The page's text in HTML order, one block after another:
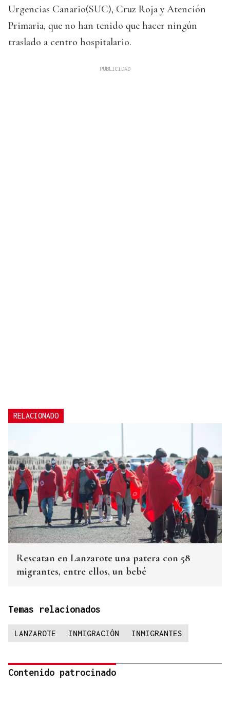
Urgencias Canario(SUC), Cruz Roja y Atención
Primaria, que no han tenido que hacer ningún
traslado a centro hospitalario.
RELACIONADO
Rescatan en Lanzarote una patera con 58
migrantes, entre ellos, un bebé
Temas relacionados
LANZAROTE INMIGRACIÓN INMIGRANTES
Contenido patrocinado